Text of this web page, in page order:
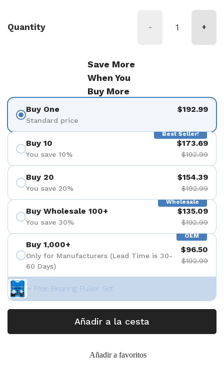
Quantity - +
Save More
When You
Buy More
Buy One
Standard price
$192.99
Best Seller!
Buy 10
You save 10%
$173.69
$192.99
Buy 20
You save 20%
$154.39
$192.99
Wholesale
Buy Wholesale 100+
You save 30%
$135.09
$192.99
OEM
Buy 1,000+
Only for Manufacturers (Lead Time is 30-
60 Days)
$96.50
$192.99
+ Free Bearing Puller Set
Añadir a la cesta
Añadir a favoritos